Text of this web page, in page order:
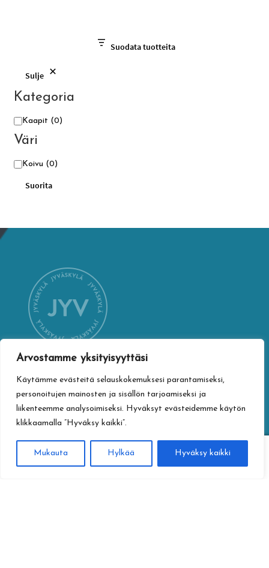
Arvostamme yksityisyyttäsi
Käytämme evästeitä selauskokemuksesi parantamiseksi,
personoitujen mainosten ja sisällön tarjoamiseksi ja
liikenteemme analysoimiseksi. Hyväksyt evästeidemme käytön
klikkaamalla ”Hyväksy kaikki”.
Mukauta Hylkää Hyväksy kaikki
Suodata tuotteita
Sulje
Kategoria
Kategoria
Kaapit (0)
Väri
VäriKoivu (0)
Suorita
YHTEYSTIEDOT
Jyväskylän kaupungin verkkokauppa
Vapaudenkatu 32
jyvaskylan.verkkokauppa@jyvaskyla.fi
Etsi:
Haku
0